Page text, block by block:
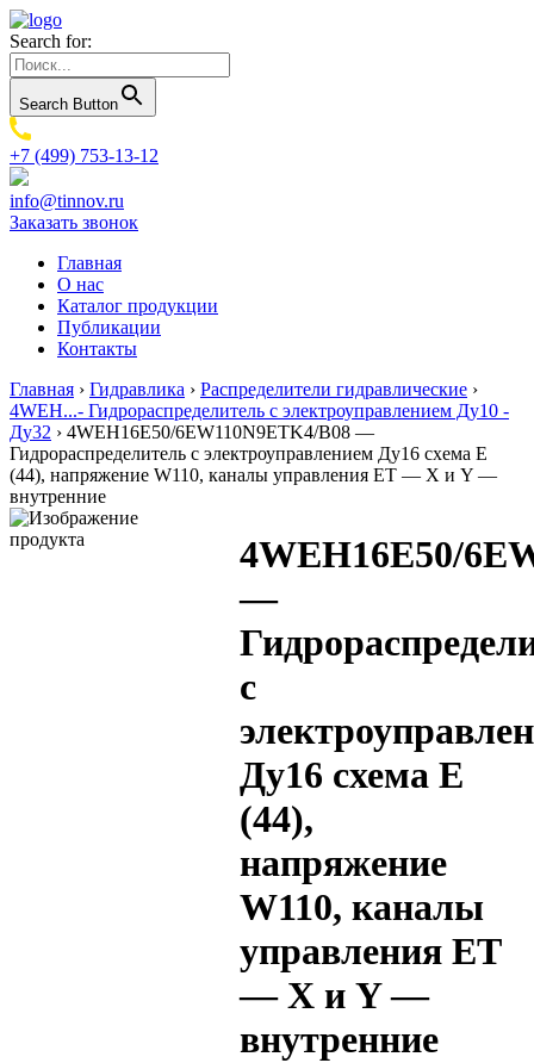
Search for:
Search Button
+7 (499) 753-13-12
info@tinnov.ru
Заказать звонок
Главная
О нас
Каталог продукции
Публикации
Контакты
Главная › Гидравлика › Распределители гидравлические ›
4WEH...- Гидрораспределитель с электроуправлением Ду10 -
Ду32 › 4WEH16E50/6EW110N9ETK4/B08 —
Гидрораспределитель с электроуправлением Ду16 схема E
(44), напряжение W110, каналы управления ET — X и Y —
внутренние
4WEH16E50/
—
с
Ду16 схема E
(44),
напряжение
W110, каналы
управления ET
— X и Y —
внутренние